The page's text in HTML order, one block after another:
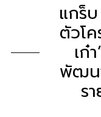
แกร็
ตัวโ
เก๋
พัฒน
ร